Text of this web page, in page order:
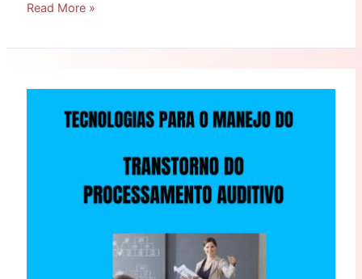
Read More »